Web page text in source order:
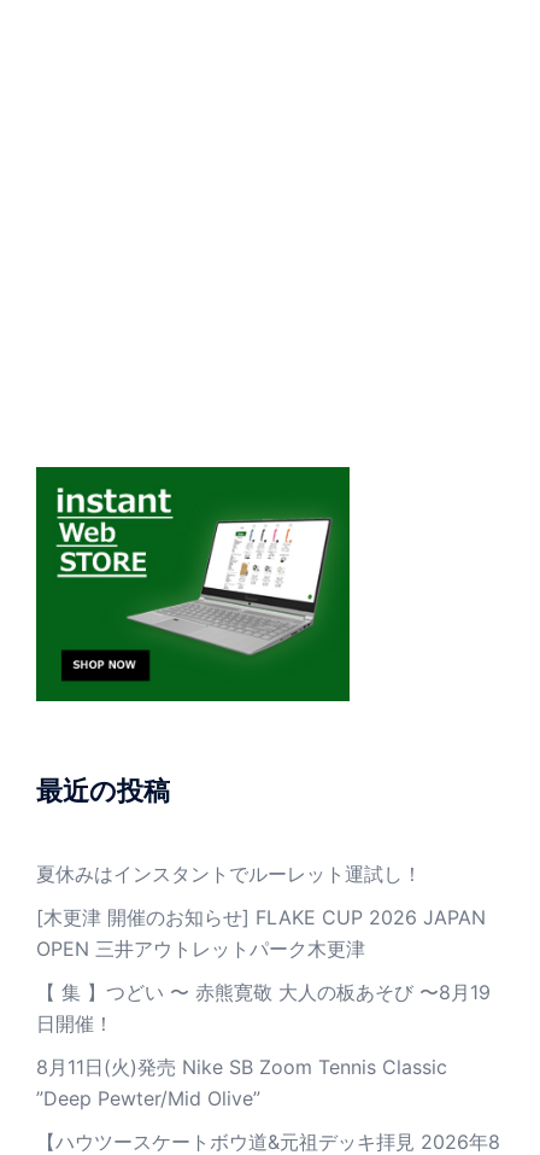
最近の投稿
夏休みはインスタントでルーレット運試し！
[木更津 開催のお知らせ] FLAKE CUP 2026 JAPAN
OPEN 三井アウトレットパーク木更津
【 集 】つどい 〜 赤熊寛敬 大人の板あそび 〜8月19
日開催！
8月11日(火)発売 Nike SB Zoom Tennis Classic
”Deep Pewter/Mid Olive”
【ハウツースケートボウ道&元祖デッキ拝見 2026年8